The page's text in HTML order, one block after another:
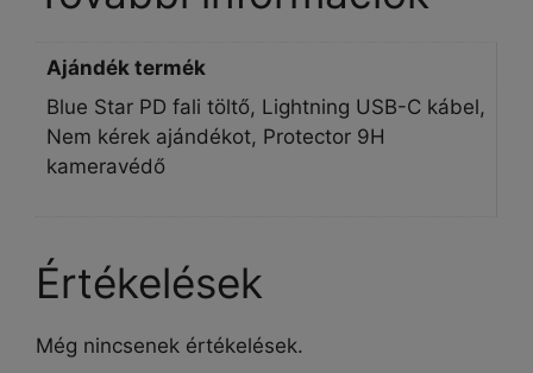
Ajándék termék
Blue Star PD fali töltő, Lightning USB-C kábel,
Nem kérek ajándékot, Protector 9H
kameravédő
Értékelések
Még nincsenek értékelések.